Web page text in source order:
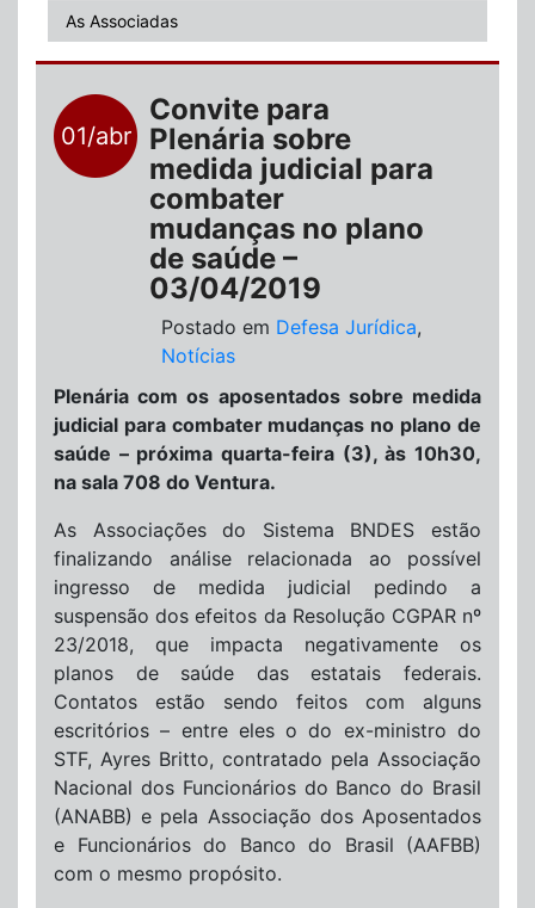
As Associadas
01/abr
Convite para
Plenária sobre
medida judicial para
combater
mudanças no plano
de saúde –
03/04/2019
Postado em Defesa Jurídica,
Notícias
Plenária com os aposentados sobre medida
judicial para combater mudanças no plano de
saúde – próxima quarta-feira (3), às 10h30,
na sala 708 do Ventura.
As Associações do Sistema BNDES estão
finalizando análise relacionada ao possível
ingresso de medida judicial pedindo a
suspensão dos efeitos da Resolução CGPAR nº
23/2018, que impacta negativamente os
planos de saúde das estatais federais.
Contatos estão sendo feitos com alguns
escritórios – entre eles o do ex-ministro do
STF, Ayres Britto, contratado pela Associação
Nacional dos Funcionários do Banco do Brasil
(ANABB) e pela Associação dos Aposentados
e Funcionários do Banco do Brasil (AAFBB)
com o mesmo propósito.